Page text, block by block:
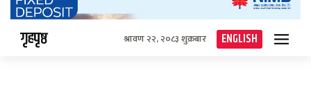
गृहपृष्ठ श्रावण २२, २०८३ शुक्रबार ENGLISH